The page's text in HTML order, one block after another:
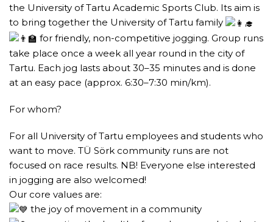
the University of Tartu Academic Sports Club. Its aim is
to bring together the University of Tartu family
for friendly, non-competitive jogging. Group runs
take place once a week all year round in the city of
Tartu. Each jog lasts about 30–35 minutes and is done
at an easy pace (approx. 6:30–7:30 min/km).
For whom?
For all University of Tartu employees and students who
want to move. TÜ Sörk community runs are not
focused on race results. NB! Everyone else interested
in jogging are also welcomed!
Our core values are:
the joy of movement in a community